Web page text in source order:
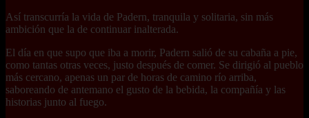
Así transcurría la vida de Padern, tranquila y solitaria, sin más
ambición que la de continuar inalterada.
El día en que supo que iba a morir, Padern salió de su cabaña a pie,
como tantas otras veces, justo después de comer. Se dirigió al pueblo
más cercano, apenas un par de horas de camino río arriba,
saboreando de antemano el gusto de la bebida, la compañía y las
historias junto al fuego.